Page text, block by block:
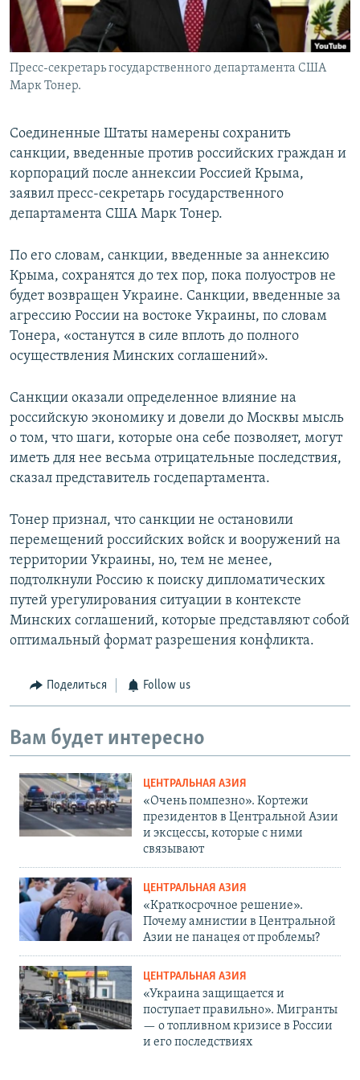
Пресс-секретарь государственного департамента США
Марк Тонер.
Соединенные Штаты намерены сохранить
санкции, введенные против российских граждан и
корпораций после аннексии Россией Крыма,
заявил пресс-секретарь государственного
департамента США Марк Тонер.
По его словам, санкции, введенные за аннексию
Крыма, сохранятся до тех пор, пока полуостров не
будет возвращен Украине. Санкции, введенные за
агрессию России на востоке Украины, по словам
Тонера, «останутся в силе вплоть до полного
осуществления Минских соглашений».
Санкции оказали определенное влияние на
российскую экономику и довели до Москвы мысль
о том, что шаги, которые она себе позволяет, могут
иметь для нее весьма отрицательные последствия,
сказал представитель госдепартамента.
Тонер признал, что санкции не остановили
перемещений российских войск и вооружений на
территории Украины, но, тем не менее,
подтолкнули Россию к поиску дипломатических
путей урегулирования ситуации в контексте
Минских соглашений, которые представляют собой
оптимальный формат разрешения конфликта.
Поделиться Follow us
Вам будет интересно
ЦЕНТРАЛЬНАЯ АЗИЯ
«Очень помпезно». Кортежи
президентов в Центральной Азии
и эксцессы, которые с ними
связывают
ЦЕНТРАЛЬНАЯ АЗИЯ
«Краткосрочное решение».
Почему амнистии в Центральной
Азии не панацея от проблемы?
ЦЕНТРАЛЬНАЯ АЗИЯ
«Украина защищается и
поступает правильно». Мигранты
— о топливном кризисе в России
и его последствиях